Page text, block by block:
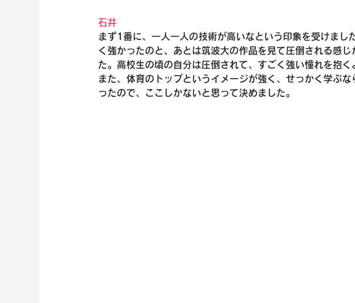
石井
まず1番に、一人一人の技術が高いなという印象を受けまし
く強かったのと、あとは筑波大の作品を見て圧倒される感
た。高校生の頃の自分は圧倒されて、すごく強い憧れを抱く
また、体育のトップというイメージが強く、せっかく学ぶ
ったので、ここしかないと思って決めました。